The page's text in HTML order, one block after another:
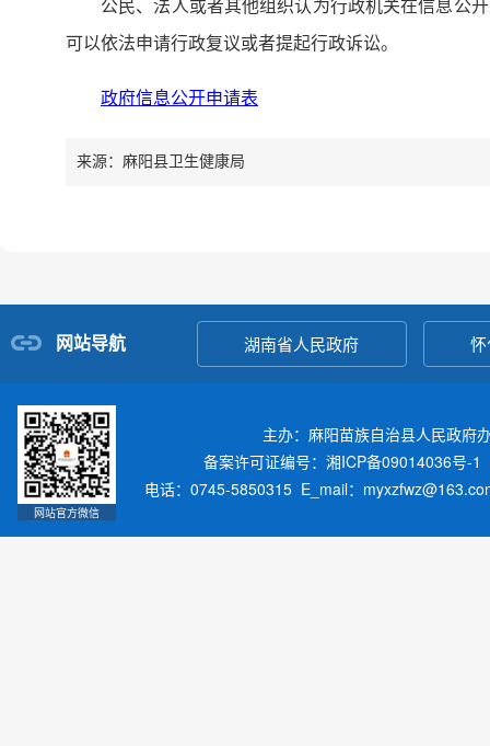
可以依法申请行政复议或者提起行政诉讼。
政府信息公开申请表
来源：麻阳县卫生健康局
网站导航 湖南省人民政府
网站官方微信
主办：麻阳苗族自治县人民政
备案许可证编号：湘ICP备09014036号-1
电话：0745-5850315 E_mail：